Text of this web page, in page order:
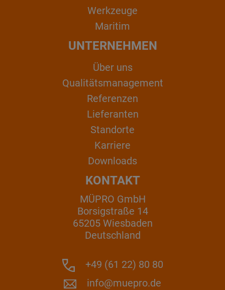
Werkzeuge
Maritim
UNTERNEHMEN
Über uns
Qualitätsmanagement
Referenzen
Lieferanten
Standorte
Karriere
Downloads
KONTAKT
MÜPRO GmbH
Borsigstraße 14
65205 Wiesbaden
Deutschland
+49 (61 22) 80 80
info@muepro.de